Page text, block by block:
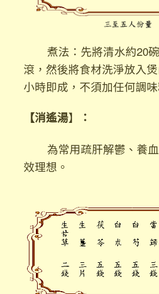
煮法：先將清水約20碗
滾，然後將食材洗淨放入
小時即成，不須加任何調味
【消遙湯】 ：
為常用疏肝解鬱、養血
效理想。